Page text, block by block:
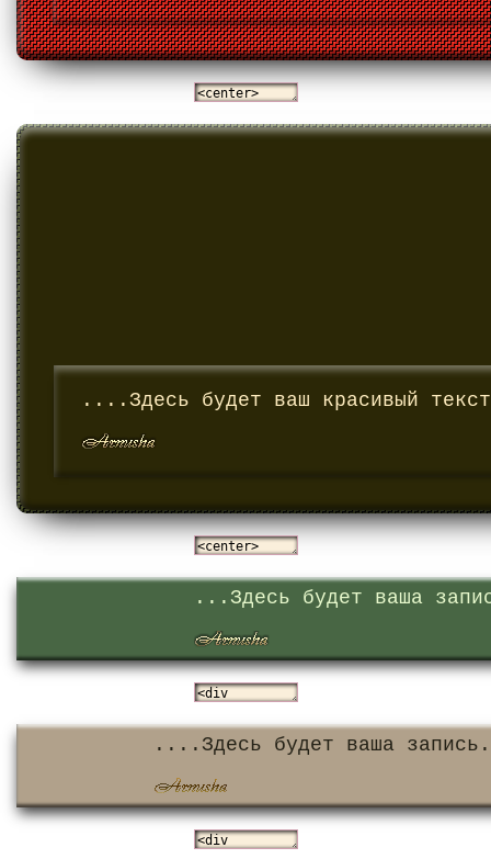
....Здесь будет ваш красивый
...Здесь будет ваша
....Здесь будет ваша